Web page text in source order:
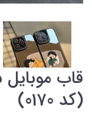
قاب موبایل
(کد 0170)